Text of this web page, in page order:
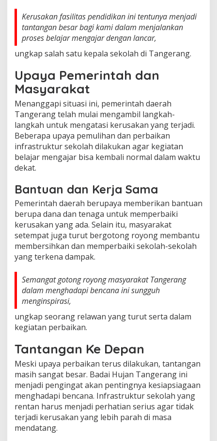
Kerusakan fasilitas pendidikan ini tentunya menjadi
tantangan besar bagi kami dalam menjalankan
proses belajar mengajar dengan lancar,
ungkap salah satu kepala sekolah di Tangerang.
Upaya Pemerintah dan
Masyarakat
Menanggapi situasi ini, pemerintah daerah
Tangerang telah mulai mengambil langkah-
langkah untuk mengatasi kerusakan yang terjadi.
Beberapa upaya pemulihan dan perbaikan
infrastruktur sekolah dilakukan agar kegiatan
belajar mengajar bisa kembali normal dalam waktu
dekat.
Bantuan dan Kerja Sama
Pemerintah daerah berupaya memberikan bantuan
berupa dana dan tenaga untuk memperbaiki
kerusakan yang ada. Selain itu, masyarakat
setempat juga turut bergotong royong membantu
membersihkan dan memperbaiki sekolah-sekolah
yang terkena dampak.
Semangat gotong royong masyarakat Tangerang
dalam menghadapi bencana ini sungguh
menginspirasi,
ungkap seorang relawan yang turut serta dalam
kegiatan perbaikan.
Tantangan Ke Depan
Meski upaya perbaikan terus dilakukan, tantangan
masih sangat besar. Badai Hujan Tangerang ini
menjadi pengingat akan pentingnya kesiapsiagaan
menghadapi bencana. Infrastruktur sekolah yang
rentan harus menjadi perhatian serius agar tidak
terjadi kerusakan yang lebih parah di masa
mendatang.